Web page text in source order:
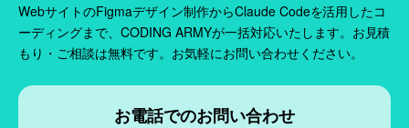
WebサイトのFigmaデザイン制作からClaude Codeを活用したコ
ーディングまで、CODING ARMYが一括対応いたします。お見積
もり・ご相談は無料です。お気軽にお問い合わせください。
お電話でのお問い合わせ